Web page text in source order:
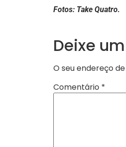
Fotos: Take Quatro.
Deixe
O seu endereço
Comentário *